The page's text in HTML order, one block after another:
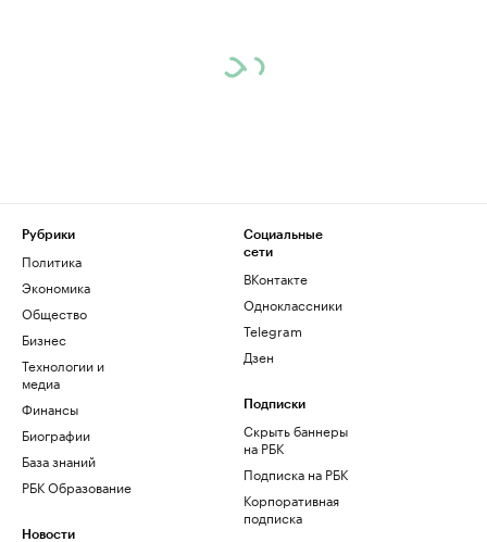
Рубрики
Политика
Экономика
Общество
Бизнес
Технологии и
медиа
Финансы
Биографии
База знаний
РБК Образование
Новости
Социальные
сети
ВКонтакте
Одноклассники
Telegram
Дзен
Подписки
Скрыть баннеры
на РБК
Подписка на РБК
Корпоративная
подписка